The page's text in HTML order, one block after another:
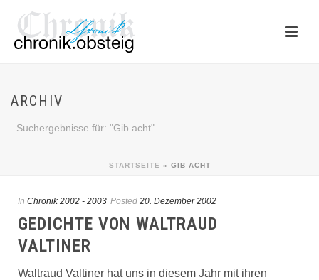
ARCHIV
Suchergebnisse für: "Gib acht"
STARTSEITE » GIB ACHT
In Chronik 2002 - 2003 Posted 20. Dezember 2002
GEDICHTE VON WALTRAUD
VALTINER
Waltraud Valtiner hat uns in diesem Jahr mit ihren